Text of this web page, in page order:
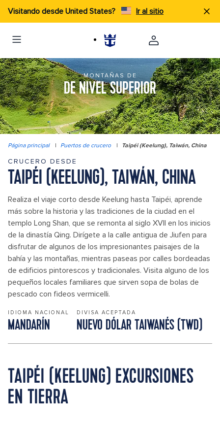
Visitando desde United States? Ir al sitio
MONTAÑAS DE
DE NIVEL SUPERIOR
Página principal | Puertos de crucero | Taipéi (Keelung), Taiwán, China
CRUCERO DESDE
TAIPÉI (KEELUNG), TAIWÁN, CHINA
Realiza el viaje corto desde Keelung hasta Taipéi, aprende
más sobre la historia y las tradiciones de la ciudad en el
templo Long Shan, que se remonta al siglo XVII en los inicios
de la dinastía Qing. Dirígete a la calle antigua de Jiufen para
disfrutar de algunos de los impresionantes paisajes de la
bahía y las montañas, mientras paseas por calles bordeadas
de edificios pintorescos y tradicionales. Visita alguno de los
pequeños locales familiares que sirven sopa de bolas de
pescado con fideos vermicelli.
IDIOMA NACIONAL
MANDARÍN
DIVISA ACEPTADA
NUEVO DÓLAR TAIWANÉS (TWD)
TAIPÉI (KEELUNG) EXCURSIONES
EN TIERRA